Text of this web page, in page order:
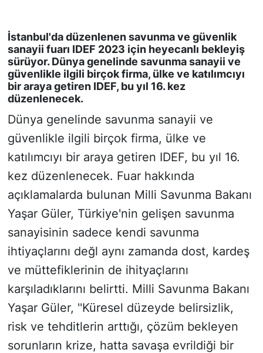
İstanbul'da düzenlenen savunma ve güvenlik
sanayii fuarı IDEF 2023 için heyecanlı bekleyiş
sürüyor. Dünya genelinde savunma sanayii ve
güvenlikle ilgili birçok firma, ülke ve katılımcıyı
bir araya getiren IDEF, bu yıl 16. kez
düzenlenecek.
Dünya genelinde savunma sanayii ve
güvenlikle ilgili birçok firma, ülke ve
katılımcıyı bir araya getiren IDEF, bu yıl 16.
kez düzenlenecek. Fuar hakkında
açıklamalarda bulunan Milli Savunma Bakanı
Yaşar Güler, Türkiye'nin gelişen savunma
sanayisinin sadece kendi savunma
ihtiyaçlarını değl aynı zamanda dost, kardeş
ve müttefiklerinin de ihityaçlarını
karşıladıklarını belirtti. Milli Savunma Bakanı
Yaşar Güler, ''Küresel düzeyde belirsizlik,
risk ve tehditlerin arttığı, çözüm bekleyen
sorunların krize, hatta savaşa evrildiği bir
KONGRE TAKVİMİ
RÖPORTAJLAR
BİYOGRAFİLER